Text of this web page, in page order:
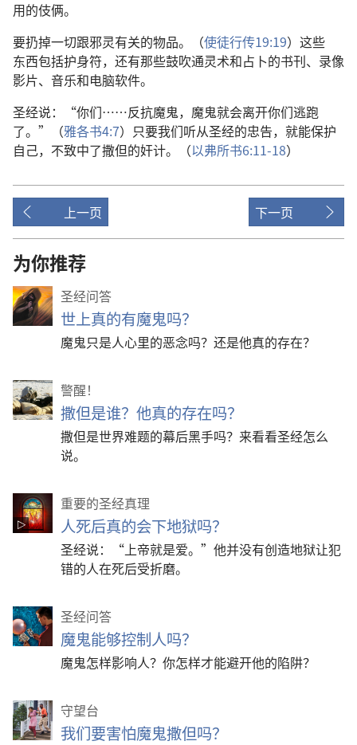
用的伎俩。
要扔掉一切跟邪灵有关的物品。（使徒行传19:19） 这些
东西包括护身符， 还有那些鼓吹通灵术和占卜的书刊、 录像
影片、 音乐和电脑软件。
圣经说：“你们……反抗魔鬼， 魔鬼就会离开你们逃跑
了。”（雅各书4:7） 只要我们听从圣经的忠告， 就能保护
自己， 不致中了撒但的奸计。（以弗所书6:11-18）
上一页 下一页
为你推荐
圣经问答
世上真的有魔鬼吗？
魔鬼只是人心里的恶念吗？还是他真的存在？
警醒！
撒但是谁？他真的存在吗？
撒但是世界难题的幕后黑手吗？来看看圣经怎么
说。
重要的圣经真理
人死后真的会下地狱吗？
圣经说：“上帝就是爱。”他并没有创造地狱让犯
错的人在死后受折磨。
圣经问答
魔鬼能够控制人吗？
魔鬼怎样影响人？你怎样才能避开他的陷阱？
守望台
我们要害怕魔鬼撒但吗？